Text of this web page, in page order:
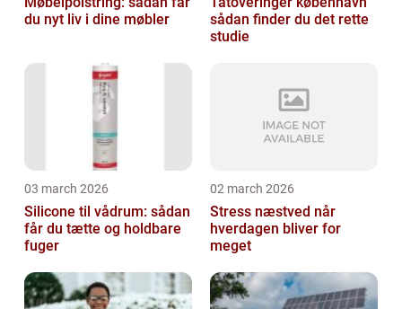
du nyt liv i dine møbler
sådan finder du det rette
studie
03 march 2026
Silicone til vådrum: sådan
får du tætte og holdbare
fuger
02 march 2026
Stress næstved når
hverdagen bliver for
meget